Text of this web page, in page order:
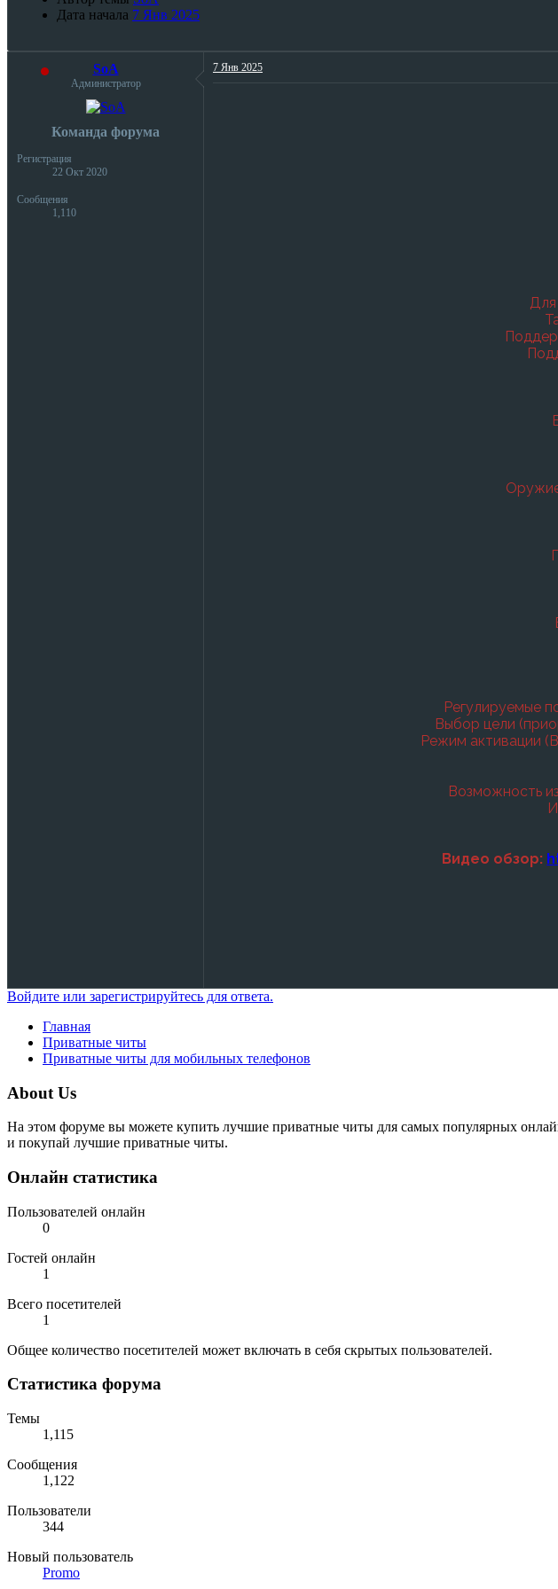
Дата начала 7 Янв 2025
SoA
Администратор
Команда форума
Регистрация
22 Окт 2020
Сообщения
1,110
7 Янв 2025
Регулируемые
Выбор цели
Режим активации
Возможность
Видео обзор:
Войдите или зарегистрируйтесь для ответа.
Главная
Приватные читы
Приватные читы для мобильных телефонов
About Us
На этом форуме вы можете купить лучшие приватные читы для самых популярных
и покупай лучшие приватные читы.
Онлайн статистика
Пользователей онлайн
0
Гостей онлайн
1
Всего посетителей
1
Общее количество посетителей может включать в себя скрытых пользователей.
Статистика форума
Темы
1,115
Сообщения
1,122
Пользователи
344
Новый пользователь
Promo